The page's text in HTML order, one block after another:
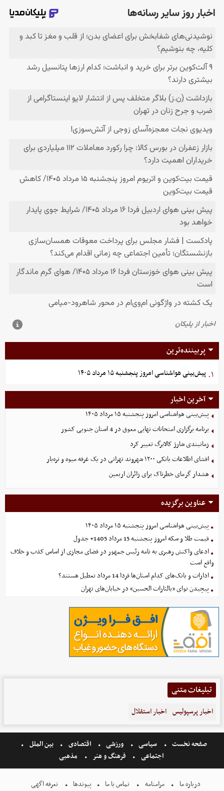
پربیننده‌ترین
۱. پیش‌بینی هواشناسی امروز پنجشنبه ۱۵ مرداد ۱۴۰۵
آخرین اخبار
پیش‌بینی هواشناسی امروز پنجشنبه ۱۵ مرداد ۱۴۰۵
برنامه برگزاری امتحانات نهایی معوق در 4 استان جنوبی کشور
زمانبندی شارژ کالابرگ تغییر کرد
افشای اطلاعات بانکی ۱۲۰۰ شهروند تهرانی در یک غرفه میوه و تره‌بار
هشدار گرمای خطرناک برای زائران اربعین
عناوین برگزیده
پیش‌بینی هواشناسی امروز پنجشنبه ۱۵ مرداد ۱۴۰۵
قیمت طلا و سکه امروز پنجشنبه 15 مرداد 1405+ جدول
ادعای واکنش رهبری به نامه رئیس جمهور در فضای مجازی از اساس کذب و خلاف
واقع است
ادارات و بانک‌های کدام استان‌ها فردا 14 مرداد تعطیل هستند؟
پیچیدن نوای «یالثارات الحسین» در خیابان‌های تهران
تبلیغات متنی
اخبار پرسپولیس اخبار استقلال
صفحه نخست سیاسی ورزشی اقتصادی
بین الملل
اجتماعی
فرهنگ و هنر مذهبی
درباره ما مرامنامه تماس با ما پیوندها تعرفه اگهی